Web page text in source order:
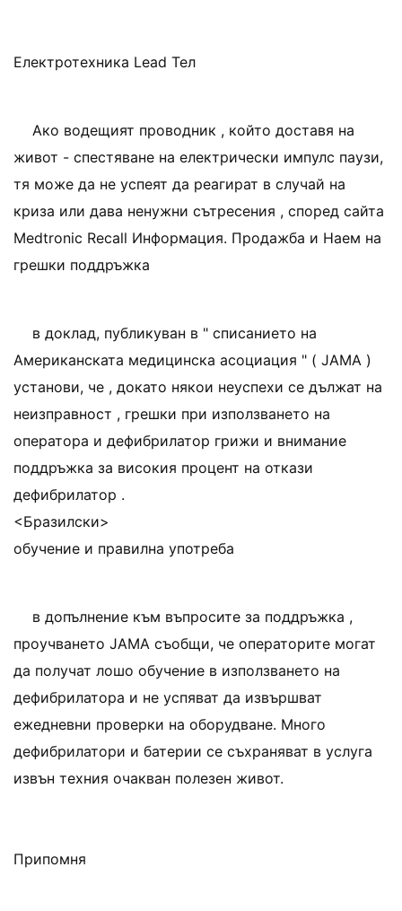
Електротехника Lead Тел
Ако водещият проводник , който доставя на
живот - спестяване на електрически импулс паузи,
тя може да не успеят да реагират в случай на
криза или дава ненужни сътресения , според сайта
Medtronic Recall Информация. Продажба и Наем на
грешки поддръжка
в доклад, публикуван в " списанието на
Американската медицинска асоциация " ( JAMA )
установи, че , докато някои неуспехи се дължат на
неизправност , грешки при използването на
оператора и дефибрилатор грижи и внимание
поддръжка за високия процент на откази
дефибрилатор .
<Бразилски>
обучение и правилна употреба
в допълнение към въпросите за поддръжка ,
проучването JAMA съобщи, че операторите могат
да получат лошо обучение в използването на
дефибрилатора и не успяват да извършват
ежедневни проверки на оборудване. Много
дефибрилатори и батерии се съхраняват в услуга
извън техния очакван полезен живот.
Припомня